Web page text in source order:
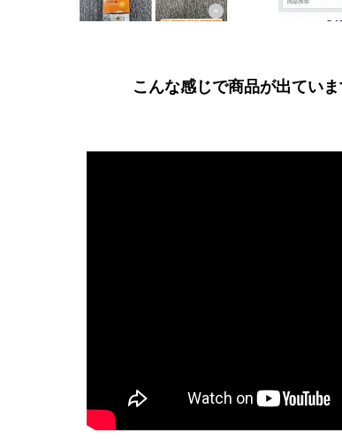
こんな感じで商品が出てい